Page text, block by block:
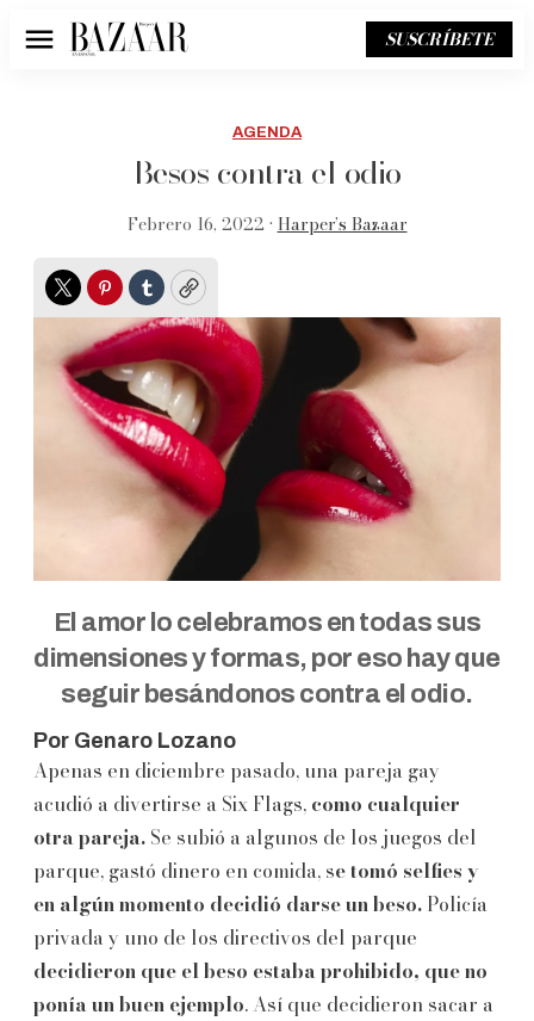
Menú SUSCRÍBETE
AGENDA
Besos contra el odio
Febrero 16, 2022 • Harper’s Bazaar
TwitterPinterest
TumblrCopy
El amor lo celebramos en todas sus
dimensiones y formas, por eso hay que
seguir besándonos contra el odio.
Por Genaro Lozano
Apenas en diciembre pasado, una pareja gay
acudió a divertirse a Six Flags, como cualquier
otra pareja. Se subió a algunos de los juegos del
parque, gastó dinero en comida, se tomó selfies y
en algún momento decidió darse un beso. Policía
privada y uno de los directivos del parque
decidieron que el beso estaba prohibido, que no
ponía un buen ejemplo. Así que decidieron sacar a